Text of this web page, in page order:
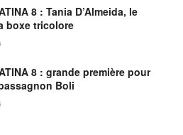
8 : Tania D’Almeida, le
boxe tricolore
8 : grande première pour
Boli